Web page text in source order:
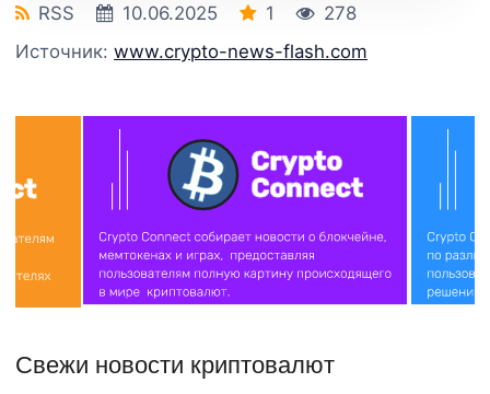
RSS 10.06.2025 1
278
Источник: www.crypto-news-flash.com
Свежи новости криптовалют